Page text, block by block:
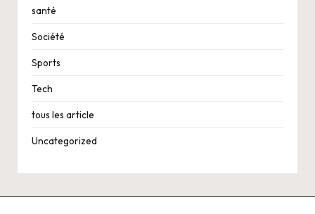
santé
Société
Sports
Tech
tous les article
Uncategorized